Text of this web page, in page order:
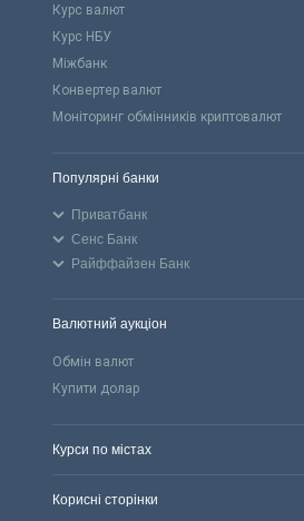
Курс валют
Курс НБУ
Міжбанк
Конвертер валют
Моніторинг обмінників криптовалют
Популярні банки
Приватбанк
Сенс Банк
Райффайзен Банк
Валютний аукціон
Обмін валют
Купити долар
Курси по містах
Корисні сторінки